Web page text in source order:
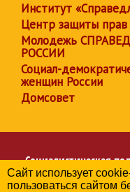
Институт
Центр защиты
Молодежь
РОССИИ
Социал-
женщин России
Домсовет
Социалистическая
Сайт использует
пользоваться сайтом